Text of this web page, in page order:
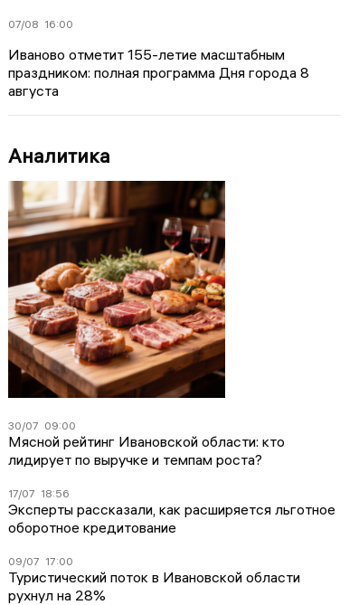
07/08 16:00
Иваново отметит 155-летие масштабным
праздником: полная программа Дня города 8
августа
Аналитика
30/07 09:00
Мясной рейтинг Ивановской области: кто
лидирует по выручке и темпам роста?
17/07 18:56
Эксперты рассказали, как расширяется льготное
оборотное кредитование
09/07 17:00
Туристический поток в Ивановской области
рухнул на 28%